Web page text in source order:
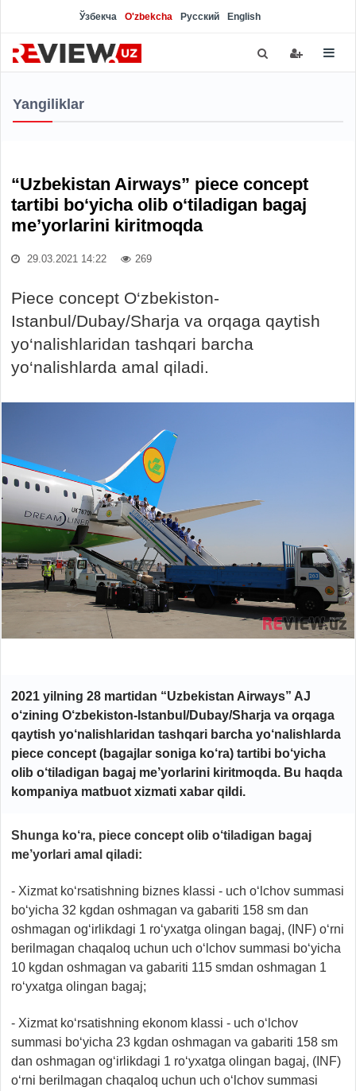
Ўзбекча O'zbekcha Русский English
Yangiliklar
“Uzbekistan Airways” piece concept
tartibi bo‘yicha olib o‘tiladigan bagaj
me’yorlarini kiritmoqda
29.03.2021 14:22 269
Piece concept O‘zbekiston-
Istanbul/Dubay/Sharja va orqaga qaytish
yo‘nalishlaridan tashqari barcha
yo‘nalishlarda amal qiladi.
2021 yilning 28 martidan “Uzbekistan Airways” AJ
o‘zining O‘zbekiston-Istanbul/Dubay/Sharja va orqaga
qaytish yo‘nalishlaridan tashqari barcha yo‘nalishlarda
piece concept (bagajlar soniga ko‘ra) tartibi bo‘yicha
olib o‘tiladigan bagaj me’yorlarini kiritmoqda. Bu haqda
kompaniya matbuot xizmati xabar qildi.
Shunga ko‘ra, piece concept olib o‘tiladigan bagaj
me’yorlari amal qiladi:
- Xizmat ko‘rsatishning biznes klassi - uch o‘lchov summasi
bo‘yicha 32 kgdan oshmagan va gabariti 158 sm dan
oshmagan og‘irlikdagi 1 ro‘yxatga olingan bagaj, (INF) o‘rni
berilmagan chaqaloq uchun uch o‘lchov summasi bo‘yicha
10 kgdan oshmagan va gabariti 115 smdan oshmagan 1
ro‘yxatga olingan bagaj;
- Xizmat ko‘rsatishning ekonom klassi - uch o‘lchov
summasi bo‘yicha 23 kgdan oshmagan va gabariti 158 sm
dan oshmagan og‘irlikdagi 1 ro‘yxatga olingan bagaj, (INF)
o‘rni berilmagan chaqaloq uchun uch o‘lchov summasi